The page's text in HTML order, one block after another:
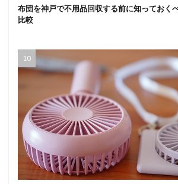
布団を神戸で不用品回収する前に知っておく
比較